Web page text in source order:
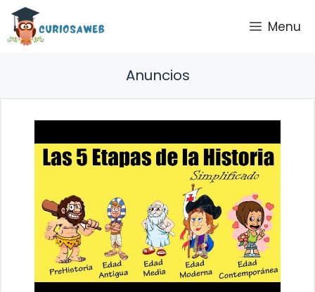
Saltar
contenido
Menu
Anuncios